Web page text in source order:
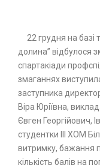
22 грудня на базі
долина” відбулося
спартакіади
змаганнях
заступника
Віра Юріївна,
Євген Георгійович,
студентки ІІІ ХОМ
витримку, бажання
кількість балів на